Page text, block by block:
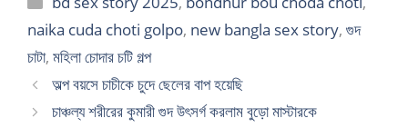
naika cuda choti golpo, new bangla sex story, গুদ
চাটা, মহিলা চোদার চটি গল্প
অল্প বয়সে চাচীকে চুদে ছেলের বাপ হয়েছি
চাঞ্চল্য শরীরের কুমারী গুদ উৎসর্গ করলাম বুড়ো মাস্টারকে